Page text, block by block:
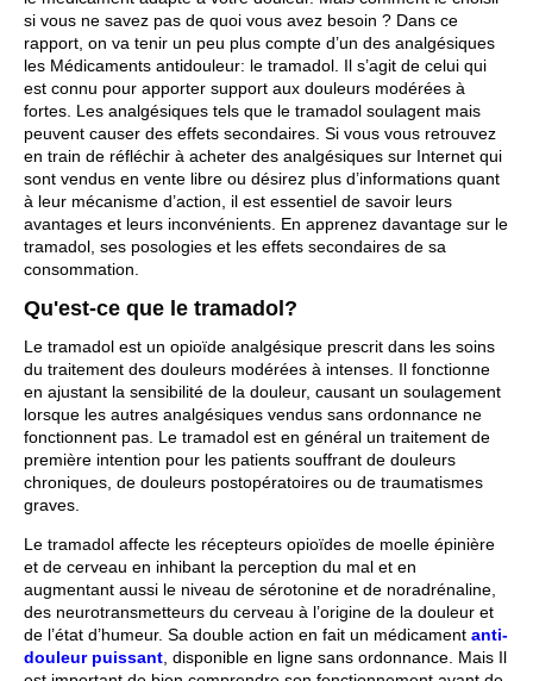
si vous ne savez pas de quoi vous avez besoin ? Dans ce
rapport, on va tenir un peu plus compte d’un des analgésiques
les Médicaments antidouleur: le tramadol. Il s’agit de celui qui
est connu pour apporter support aux douleurs modérées à
fortes. Les analgésiques tels que le tramadol soulagent mais
peuvent causer des effets secondaires. Si vous vous retrouvez
en train de réfléchir à acheter des analgésiques sur Internet qui
sont vendus en vente libre ou désirez plus d’informations quant
à leur mécanisme d’action, il est essentiel de savoir leurs
avantages et leurs inconvénients. En apprenez davantage sur le
tramadol, ses posologies et les effets secondaires de sa
consommation.
Qu'est-ce que le tramadol?
Le tramadol est un opioïde analgésique prescrit dans les soins
du traitement des douleurs modérées à intenses. Il fonctionne
en ajustant la sensibilité de la douleur, causant un soulagement
lorsque les autres analgésiques vendus sans ordonnance ne
fonctionnent pas. Le tramadol est en général un traitement de
première intention pour les patients souffrant de douleurs
chroniques, de douleurs postopératoires ou de traumatismes
graves.
Le tramadol affecte les récepteurs opioïdes de moelle épinière
et de cerveau en inhibant la perception du mal et en
augmentant aussi le niveau de sérotonine et de noradrénaline,
des neurotransmetteurs du cerveau à l’origine de la douleur et
de l’état d’humeur. Sa double action en fait un médicament anti-
douleur puissant , disponible en ligne sans ordonnance. Mais Il